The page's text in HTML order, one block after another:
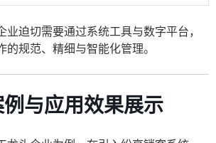
业迫切需要通过系统工具与数字平台，
的规范、精细与智能化管理。
与应用效果展示